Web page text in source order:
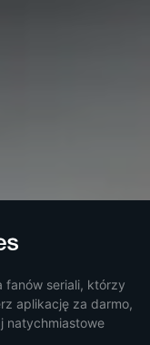
fanów seriali, którzy
aplikację za darmo,
natychmiastowe